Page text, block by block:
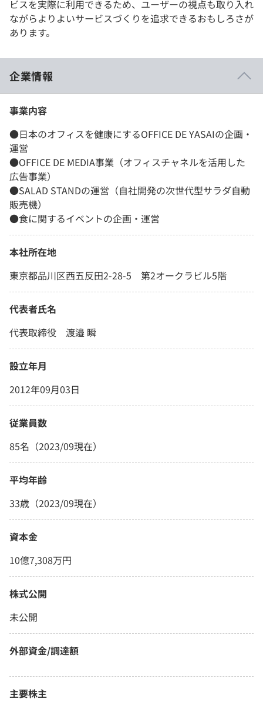
ビスを実際に利用できるため、ユーザーの視点も取り入れ
ながらよりよいサービスづくりを追求できるおもしろさが
あります。
企業情報
事業内容
●日本のオフィスを健康にするOFFICE DE YASAIの企画・
運営
●OFFICE DE MEDIA事業（オフィスチャネルを活用した
広告事業）
●SALAD STANDの運営（自社開発の次世代型サラダ自動
販売機）
●食に関するイベントの企画・運営
本社所在地
東京都品川区西五反田2-28-5 第2オークラビル5階
代表者氏名
代表取締役 渡邉 瞬
設立年月
2012年09月03日
従業員数
85名（2023/09現在）
平均年齢
33歳（2023/09現在）
資本金
10億7,308万円
株式公開
未公開
外部資金/調達額
主要株主